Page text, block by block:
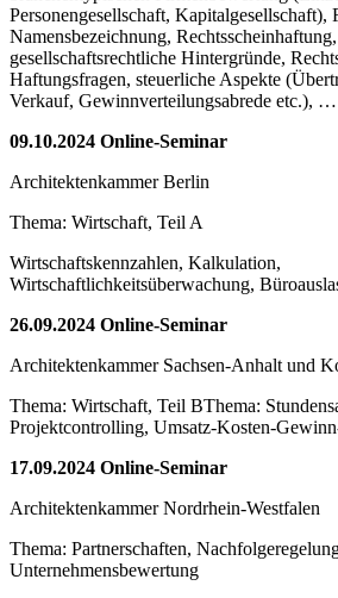
Personengesellschaft, Kapitalgesellschaft),
Namensbezeichnung,
gesellschaftsrechtliche Hintergründe,
Haftungsfragen, steuerliche Aspekte
Verkauf, Gewinnverteilungsabrede etc.), …
09.10.2024 Online-Seminar
Architektenkammer Berlin
Thema: Wirtschaft, Teil A
Wirtschaftskennzahlen, Kalkulation,
Wirtschaftlichkeitsüberwachung,
26.09.2024 Online-Seminar
Architektenkammer Sachsen-Anhalt und
Thema: Wirtschaft, Teil BThema:
Projektcontrolling, Umsatz-Kosten-
17.09.2024 Online-Seminar
Architektenkammer Nordrhein-Westfalen
Thema: Partnerschaften,
Unternehmensbewertung